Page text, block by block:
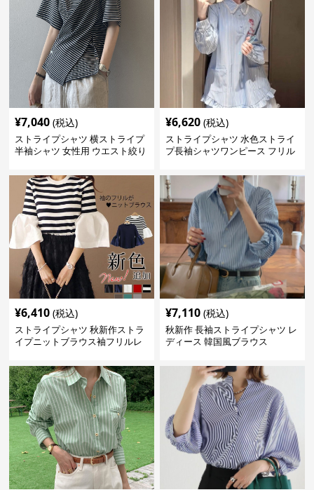
¥7,040 (税込)
ストライプシャツ 横ストライプ
半袖シャツ 女性用 ウエスト絞り
¥6,620 (税込)
ストライプシャツ 水色ストライ
プ長袖シャツワンピース フリル
¥6,410 (税込)
ストライプシャツ 秋新作ストラ
イプニットブラウス袖フリルレ
¥7,110 (税込)
秋新作 長袖ストライプシャツ レ
ディース 韓国風ブラウス